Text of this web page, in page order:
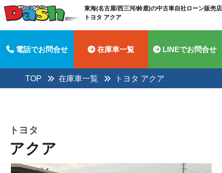
東海(名古屋/西三河/鈴鹿)の中古車自社ローン販売
トヨタ アクア
電話でお問合せ 在庫車一覧 LINEでお問合せ
TOP 在庫車一覧 トヨタ アクア
トヨタ
アクア